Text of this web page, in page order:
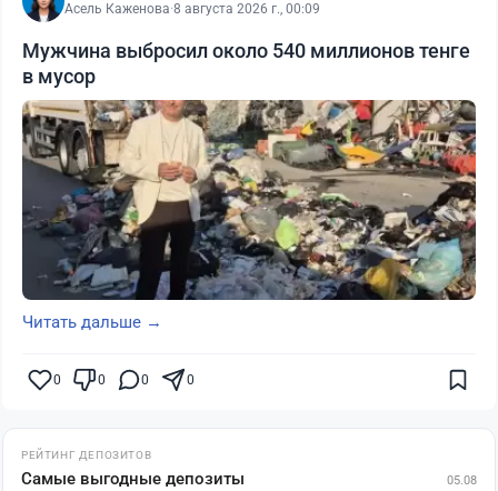
Асель Каженова·8 августа 2026 г., 00:09
Мужчина выбросил около 540 миллионов тенге
в мусор
Читать дальше →
0 0 0 0
РЕЙТИНГ ДЕПОЗИТОВ
Самые выгодные депозиты 05.08